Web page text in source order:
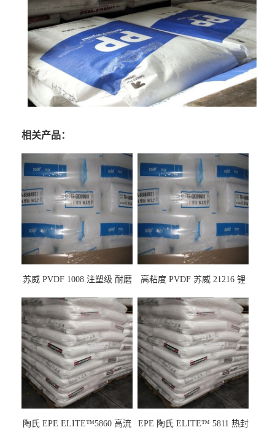
相关产品：
苏威 PVDF 1008 注塑级 耐磨
龙
高粘度 PVDF 苏威 21216 锂
陶氏 EPE ELITE™5860 高流
EPE 陶氏 ELITE™ 5811 热封